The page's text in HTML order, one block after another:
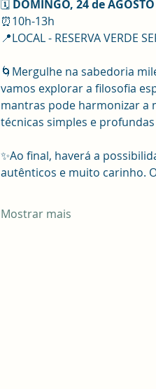
🗓️ DOMINGO, 24 de AGOSTO
⏰10h-13h
📍LOCAL - RESERVA VERDE
🌀Mergulhe na sabedoria
vamos explorar a filosofia
mantras pode harmonizar a
técnicas simples e
✨Ao final, haverá a
autênticos e muito carinho.
Mostrar mais